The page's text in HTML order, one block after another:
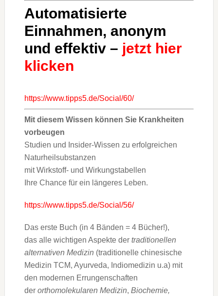
Automatisierte
Einnahmen, anonym
und effektiv – jetzt hier
klicken
https://www.tipps5.de/Social/60/
Mit diesem Wissen können Sie Krankheiten
vorbeugen
Studien und Insider-Wissen zu erfolgreichen
Naturheilsubstanzen
mit Wirkstoff- und Wirkungstabellen
Ihre Chance für ein längeres Leben.
https://www.tipps5.de/Social/56/
Das erste Buch (in 4 Bänden = 4 Bücher!),
das alle wichtigen Aspekte der traditionellen
alternativen Medizin (traditionelle chinesische
Medizin TCM, Ayurveda, Indiomedizin u.a) mit
den modernen Errungenschaften
der orthomolekularen Medizin, Biochemie,